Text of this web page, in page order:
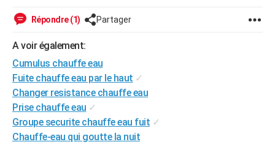
VOYAGE
Destinations
City break
Voyage nature
Voyage de noces
Forum
Climat
+PHOTO
GUIDES D'ACHAT
BONS PLANS
Répondre (1) Partager
A voir également:
Cumulus chauffe eau
Fuite chauffe eau par le haut ✓
Changer resistance chauffe eau
Prise chauffe eau ✓
Groupe securite chauffe eau fuit ✓
Chauffe-eau qui goutte la nuit